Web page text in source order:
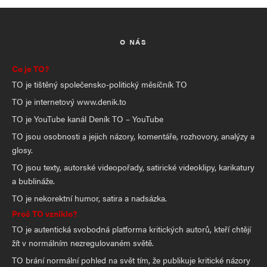
O NÁS
Co je TO?
TO je tištěný společensko-politický měsíčník TO
TO je internetový www.denik.to
TO je YouTube kanál Deník TO – YouTube
TO jsou osobnosti a jejich názory, komentáře, rozhovory, analýzy a
glosy.
TO jsou texty, autorské videopořady, satirické videoklipy, karikatury
a bublináže.
TO je nekorektní humor, satira a nadsázka.
Proč TO vzniklo?
TO je autentická svobodná platforma kritických autorů, kteří chtějí
žít v normálním nezregulovaném světě.
TO brání normální pohled na svět tím, že publikuje kritické názory